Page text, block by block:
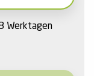
Werktagen